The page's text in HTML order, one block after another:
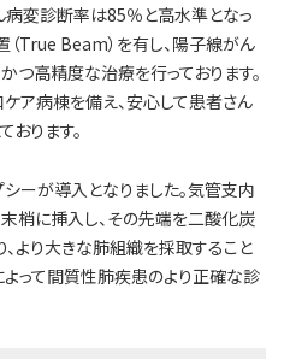
変診断率は85％と高水準となっ
True Beam）を有し、陽子線がん
高精度な治療を行っております。
ア病棟を備え、安心して患者さん
ります。
ーが導入となりました。気管支内
梢に挿入し、その先端を二酸化炭
より大きな肺組織を採取すること
よって間質性肺疾患のより正確な診